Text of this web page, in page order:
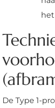
De Type 1-